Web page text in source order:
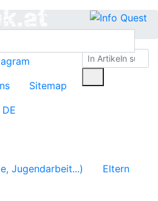
Sitemap
DE
Jugendarbeit...)
Eltern